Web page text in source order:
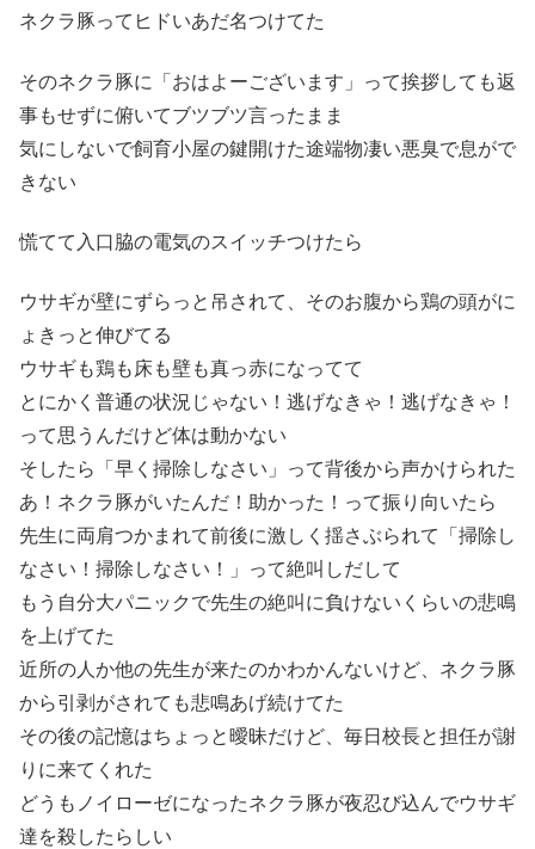
ネクラ豚ってヒドいあだ名つけてた
そのネクラ豚に「おはよーございます」って挨拶しても返
事もせずに俯いてブツブツ言ったまま
気にしないで飼育小屋の鍵開けた途端物凄い悪臭で息がで
きない
慌てて入口脇の電気のスイッチつけたら
ウサギが壁にずらっと吊されて、そのお腹から鶏の頭がに
ょきっと伸びてる
ウサギも鶏も床も壁も真っ赤になってて
とにかく普通の状況じゃない！逃げなきゃ！逃げなきゃ！
って思うんだけど体は動かない
そしたら「早く掃除しなさい」って背後から声かけられた
あ！ネクラ豚がいたんだ！助かった！って振り向いたら
先生に両肩つかまれて前後に激しく揺さぶられて「掃除し
なさい！掃除しなさい！」って絶叫しだして
もう自分大パニックで先生の絶叫に負けないくらいの悲鳴
を上げてた
近所の人か他の先生が来たのかわかんないけど、ネクラ豚
から引剥がされても悲鳴あげ続けてた
その後の記憶はちょっと曖昧だけど、毎日校長と担任が謝
りに来てくれた
どうもノイローゼになったネクラ豚が夜忍び込んでウサギ
達を殺したらしい